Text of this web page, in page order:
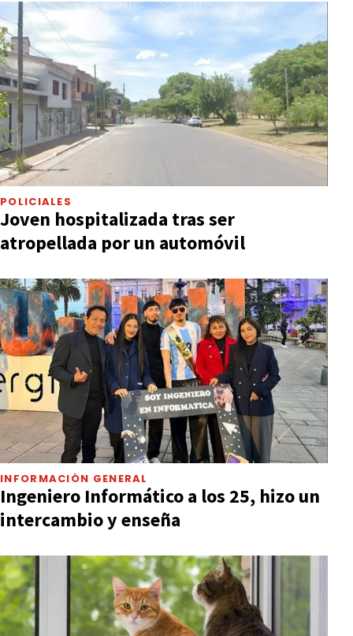
POLICIALES
Joven hospitalizada tras ser
atropellada por un automóvil
INFORMACIÓN GENERAL
Ingeniero Informático a los 25, hizo un
intercambio y enseña